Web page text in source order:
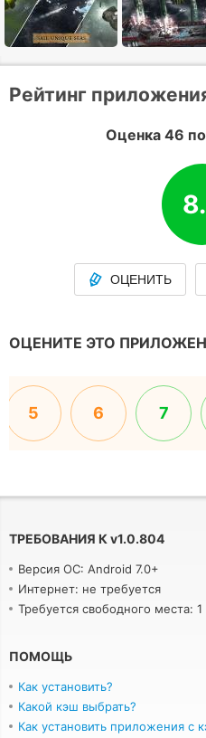
Рейтинг
Оценка 46
ОЦЕНИТЬ
ОЦЕНИТЕ ЭТО
5 6 7
ТРЕБОВАНИЯ К v1.0.804
Версия ОС: Android 7.0+
Интернет: не требуется
Требуется свободного места: 1
ПОМОЩЬ
Как установить?
Какой кэш выбрать?
Как установить приложения с